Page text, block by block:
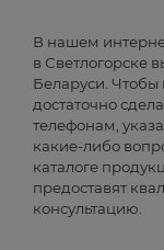
В нашем
в Светлогорске
Беларуси.
достаточно
телефонам,
какие-либо
каталоге
предоставят
консультацию.